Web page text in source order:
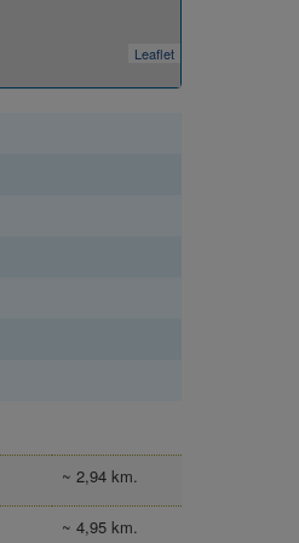
Leaflet
~ 2,94 km.
~ 4,95 km.